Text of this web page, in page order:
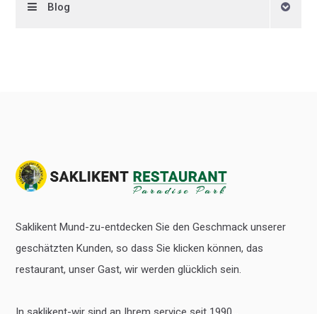
Blog
Saklikent Mund-zu-entdecken Sie den Geschmack unserer
geschätzten Kunden, so dass Sie klicken können, das
restaurant, unser Gast, wir werden glücklich sein.